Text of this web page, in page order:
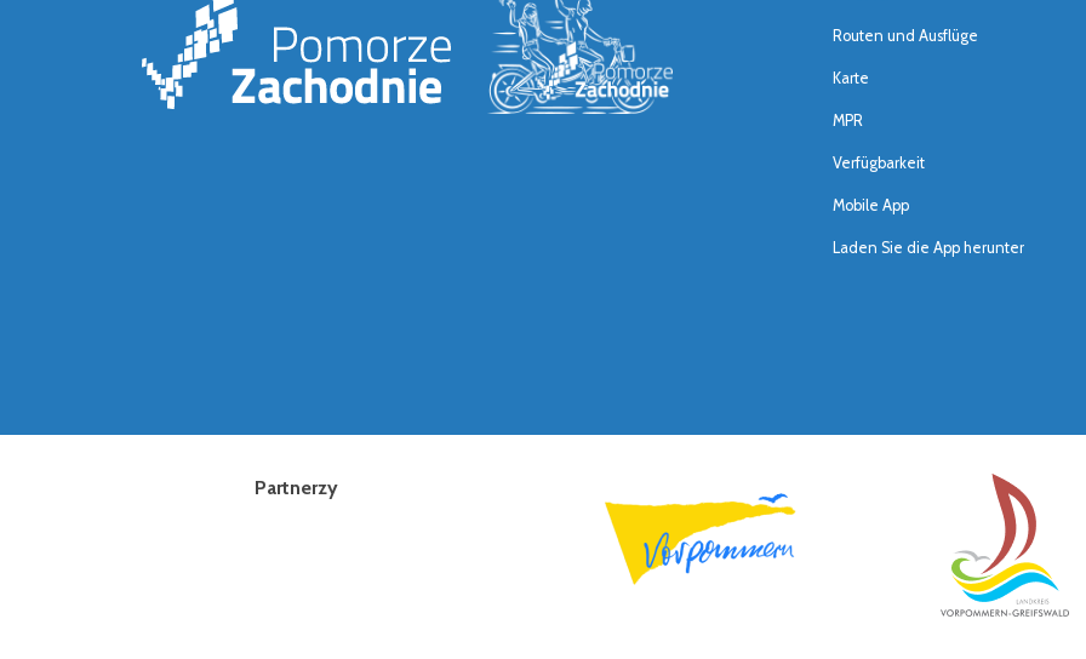
Routen und Ausflüge
Karte
MPR
Verfügbarkeit
Mobile App
Laden Sie die App herunter
Partnerzy